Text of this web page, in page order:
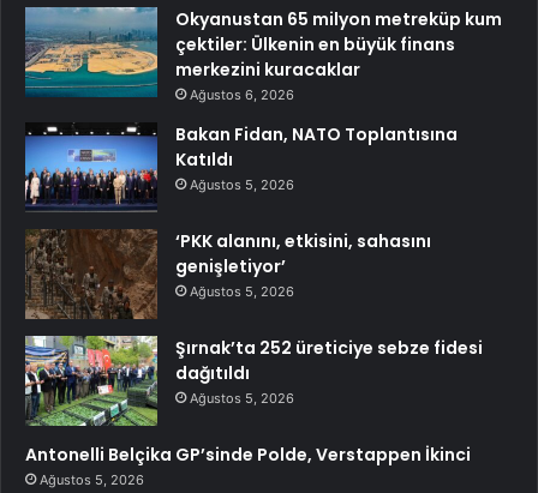
Okyanustan 65 milyon metreküp kum
çektiler: Ülkenin en büyük finans
merkezini kuracaklar
Ağustos 6, 2026
Bakan Fidan, NATO Toplantısına
Katıldı
Ağustos 5, 2026
‘PKK alanını, etkisini, sahasını
genişletiyor’
Ağustos 5, 2026
Şırnak’ta 252 üreticiye sebze fidesi
dağıtıldı
Ağustos 5, 2026
Antonelli Belçika GP’sinde Polde, Verstappen İkinci
Ağustos 5, 2026